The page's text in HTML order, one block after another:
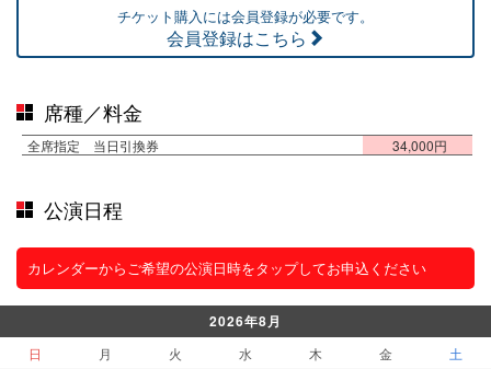
チケット購入には会員登録が必要です。
会員登録はこちら
席種／料金
全席指定 当日引換券 34,000円
公演日程
カレンダーからご希望の公演日時をタップしてお申込ください
2026年8月
日 月 火 水 木 金 土